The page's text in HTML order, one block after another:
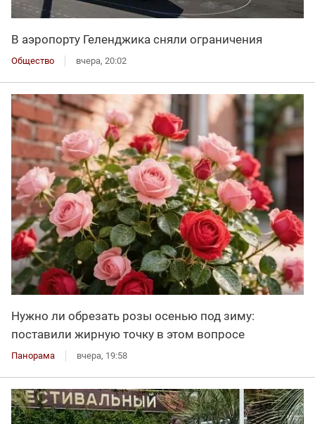
В аэропорту Геленджика сняли ограничения
Общество вчера, 20:02
Нужно ли обрезать розы осенью под зиму:
поставили жирную точку в этом вопросе
Панорама вчера, 19:58